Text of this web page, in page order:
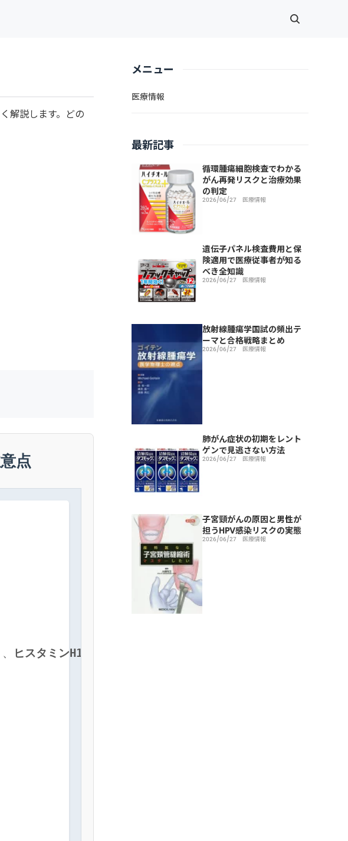
解説します。どの
点
ヒスタミンH1受容体拮抗薬
メニュー
医療情報
最新記事
循環腫瘍細胞検査でわかる
がん再発リスクと治療効果
の判定
2026/06/27 医療情報
遺伝子パネル検査費用と保
険適用で医療従事者が知る
べき全知識
2026/06/27 医療情報
放射線腫瘍学国試の頻出テ
ーマと合格戦略まとめ
2026/06/27 医療情報
肺がん症状の初期をレント
ゲンで見逃さない方法
2026/06/27 医療情報
子宮頸がんの原因と男性が
担うHPV感染リスクの実態
2026/06/27 医療情報